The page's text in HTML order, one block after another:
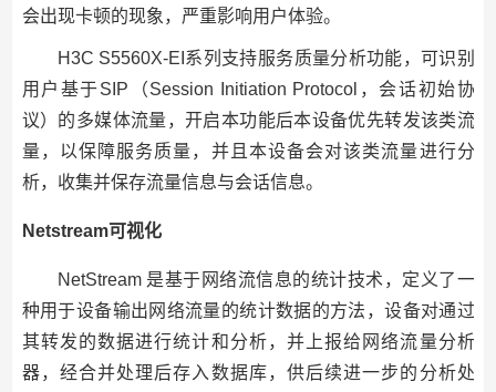
会出现卡顿的现象，严重影响用户体验。
H3C S5560X-EI系列支持服务质量分析功能，可识别
用户基于SIP（Session Initiation Protocol，会话初始协
议）的多媒体流量，开启本功能后本设备优先转发该类流
量，以保障服务质量，并且本设备会对该类流量进行分
析，收集并保存流量信息与会话信息。
Netstream可视化
NetStream 是基于网络流信息的统计技术，定义了一
种用于设备输出网络流量的统计数据的方法，设备对通过
其转发的数据进行统计和分析，并上报给网络流量分析
器，经合并处理后存入数据库，供后续进一步的分析处